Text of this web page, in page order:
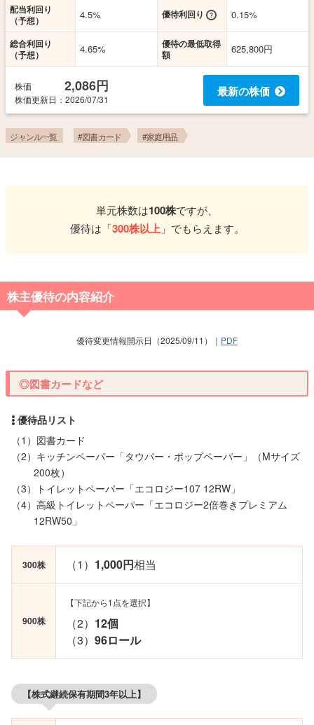
配当利回り
（予想）
4.5% 優待利回り 0.15%
総合利回り
（予想）
4.65%
優待の最低取得
額
625,800円
株価 2,086円
株価更新日 ：2026/07/31
最新の株価
ジャンル一覧 #図書カード #家庭用品
単元株数は100株ですが、
優待は「300株以上」でもらえます。
株主優待の内容紹介
優待変更情報開示日（2025/09/11）｜ PDF
◎図書カードなど
（1）図書カード
（2）キッチンペーパー「タウパー・ポップペーパー」（Mサイズ
200枚）
（3）トイレットペーパー「エコロジー107 12RW」
（4）高級トイレットペーパー「エコロジー2倍巻きプレミアム
12RW50」
300株 （1） 1,000円相当
900株
【下記から1点を選択】
（2） 12個
（3）96ロール
【株式継続保有期間3年以上】